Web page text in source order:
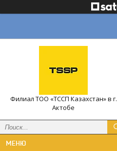
Филиал ТОО «ТССП Казахстан» в г.
Актобе